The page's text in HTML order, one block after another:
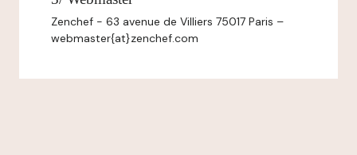
Zenchef - 63 avenue de Villiers 75017 Paris –
webmaster{at}zenchef.com